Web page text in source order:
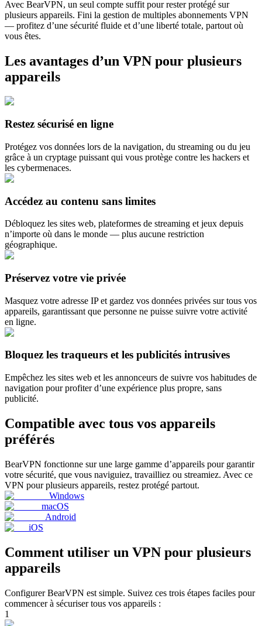
Avec BearVPN, un seul compte suffit pour rester protégé sur
plusieurs appareils. Fini la gestion de multiples abonnements VPN
— profitez d’une sécurité fluide et d’une liberté totale, partout où
vous êtes.
Les avantages d’un VPN pour plusieurs
appareils
Restez sécurisé en ligne
Protégez vos données lors de la navigation, du streaming ou du jeu
grâce à un cryptage puissant qui vous protège contre les hackers et
les cybermenaces.
Accédez au contenu sans limites
Débloquez les sites web, plateformes de streaming et jeux depuis
n’importe où dans le monde — plus aucune restriction
géographique.
Préservez votre vie privée
Masquez votre adresse IP et gardez vos données privées sur tous vos
appareils, garantissant que personne ne puisse suivre votre activité
en ligne.
Bloquez les traqueurs et les publicités intrusives
Empêchez les sites web et les annonceurs de suivre vos habitudes de
navigation pour profiter d’une expérience plus propre, sans
publicité.
Compatible avec tous vos appareils
préférés
BearVPN fonctionne sur une large gamme d’appareils pour garantir
votre sécurité, que vous naviguiez, travailliez ou streamiez. Avec ce
VPN pour plusieurs appareils, restez protégé partout.
Windows
macOS
Android
iOS
Comment utiliser un VPN pour plusieurs
appareils
Configurer BearVPN est simple. Suivez ces trois étapes faciles pour
commencer à sécuriser tous vos appareils :
1